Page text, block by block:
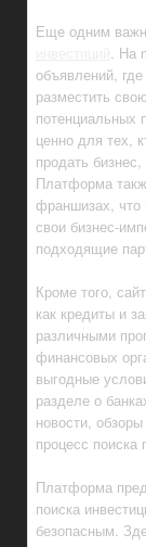
Еще одним
. На
объявлений,
разместить
потенциальных
ценно для тех,
продать
Платформа
франшизах, что
свои бизнес-
подходящие
Кроме того,
как кредиты и
различными
финансовых
выгодные
разделе о
новости,
процесс
Платформа
поиска
безопасным.